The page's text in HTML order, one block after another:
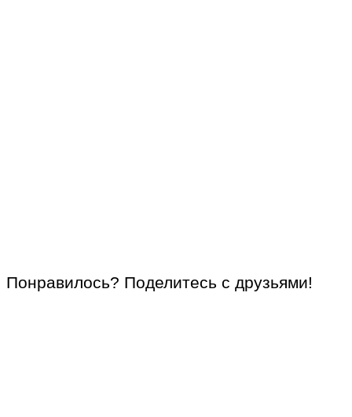
Понравилось? Поделитесь с друзьями!